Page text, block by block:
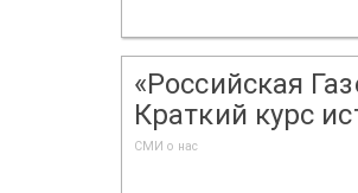
«Российская
Краткий курс
СМИ о нас